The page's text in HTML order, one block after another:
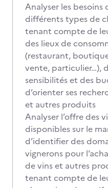
Analyser les besoins
différents types de
tenant compte de
des lieux de
(restaurant,
vente, particulier…),
sensibilités et des
d’orienter ses
et autres
Analyser l’offre des
disponibles sur le
d’identifier des
vignerons pour
de vins et autres
tenant compte de